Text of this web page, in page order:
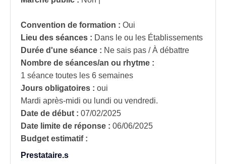
Convention de formation : Oui
Lieu des séances : Dans le ou les Établissements
Durée d'une séance : Ne sais pas / À débattre
Nombre de séances/an ou rhytme :
1 séance toutes les 6 semaines
Jours obligatoires : oui
Mardi après-midi ou lundi ou vendredi.
Date de début : 07/02/2025
Date limite de réponse : 06/06/2025
Budget estimatif :
Prestataire.s